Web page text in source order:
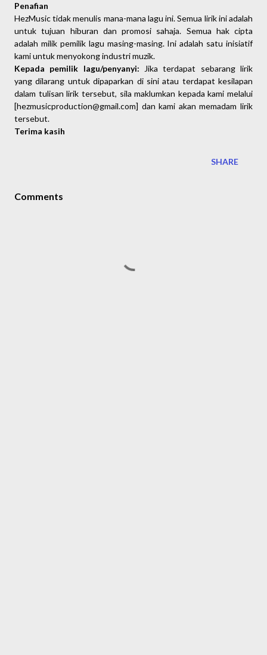
Penafian
HezMusic tidak menulis mana-mana lagu ini. Semua lirik ini adalah
untuk tujuan hiburan dan promosi sahaja. Semua hak cipta
adalah milik pemilik lagu masing-masing. Ini adalah satu inisiatif
kami untuk menyokong industri muzik.
Kepada pemilik lagu/penyanyi:
Jika terdapat sebarang lirik
yang dilarang untuk dipaparkan di sini atau terdapat kesilapan
dalam tulisan lirik tersebut, sila maklumkan kepada kami melalui
[hezmusicproduction@gmail.com] dan kami akan memadam lirik
tersebut.
Terima kasih
SHARE
Comments